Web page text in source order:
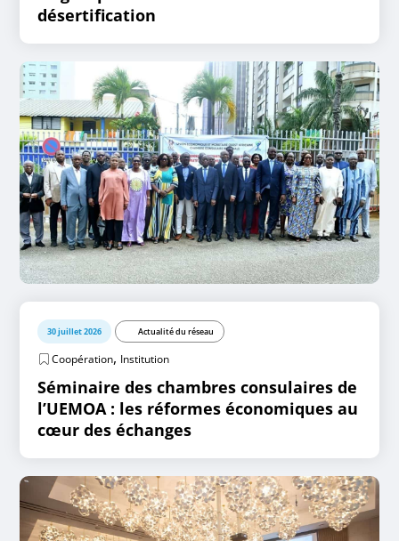
désertification
30 juillet 2026 Actualité du réseau
Coopération, Institution
Séminaire des chambres consulaires de
l’UEMOA : les réformes économiques au
cœur des échanges